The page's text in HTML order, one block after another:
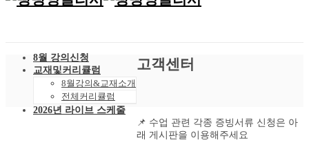
8월 강의신청
교재및커리큘럼
8월강의&교재소개
전체커리큘럼
2026년 라이브 스케줄
고객센터
📌 수업 관련 각종 증빙서류 신청은 아
래 게시판을 이용해주세요